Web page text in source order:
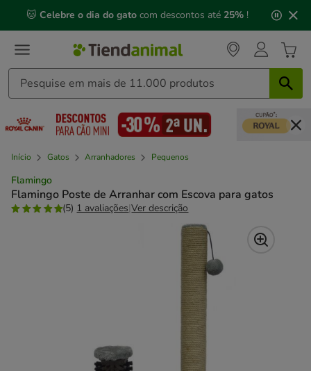
mensagem,
🐱 Celebre o dia do gato com descontos até 25% !
Início Gatos Arranhadores Pequenos
Flamingo
Flamingo Poste de Arranhar com Escova para gatos
(5) 1 avaliações|Ver descrição